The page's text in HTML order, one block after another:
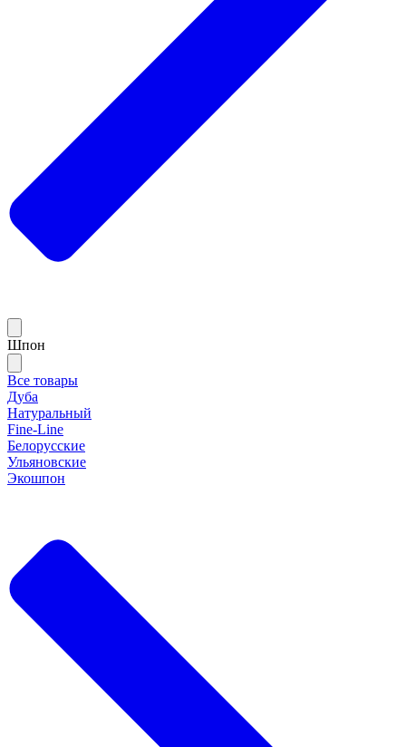
Шпон
Все товары
Дуба
Натуральный
Fine-Line
Белорусские
Ульяновские
Экошпон